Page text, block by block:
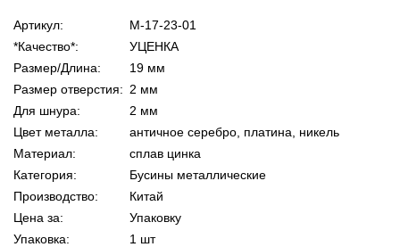
Артикул:
М-17-23-01
*Качество*:
УЦЕНКА
Размер/Длина:
19 мм
Размер отверстия: 2 мм
Для шнура:
2 мм
Цвет металла:
античное серебро, платина, никель
Материал:
сплав цинка
Категория:
Бусины металлические
Производство:
Китай
Цена за:
Упаковку
Упаковка:
1 шт